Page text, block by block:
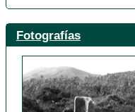
Fotografías